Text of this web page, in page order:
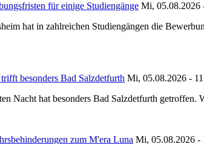
für einige Studiengänge Mi, 05.08.2026
hat in zahlreichen Studiengängen die
besonders Bad Salzdetfurth Mi, 05.08.2026 -
Nacht hat besonders Bad Salzdetfurth getroffen.
zum M'era Luna Mi, 05.08.2026 -